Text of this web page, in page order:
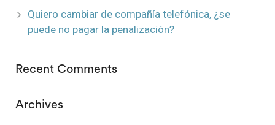
Quiero cambiar de compañía telefónica, ¿se
puede no pagar la penalización?
Recent Comments
Archives